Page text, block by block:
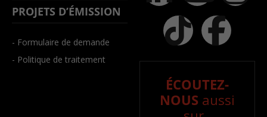
PROJETS D’ÉMISSION
- Formulaire de demande
- Politique de traitement
ÉCOUTEZ-
NOUS aussi